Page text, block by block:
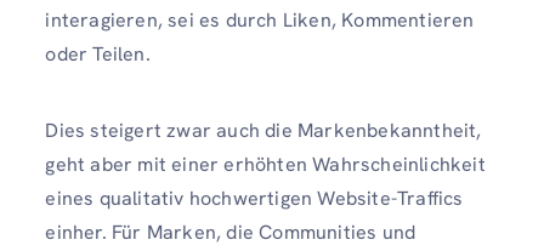
interagieren, sei es durch Liken, Kommentieren
oder Teilen.
Dies steigert zwar auch die Markenbekanntheit,
geht aber mit einer erhöhten Wahrscheinlichkeit
eines qualitativ hochwertigen Website-Traffics
einher. Für Marken, die Communities und